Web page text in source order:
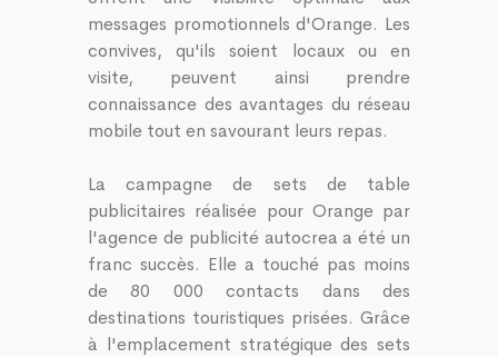
messages promotionnels d'Orange. Les
convives, qu'ils soient locaux ou en
visite, peuvent ainsi prendre
connaissance des avantages du réseau
mobile tout en savourant leurs repas.
La campagne de sets de table
publicitaires réalisée pour Orange par
l'agence de publicité autocrea a été un
franc succès. Elle a touché pas moins
de 80 000 contacts dans des
destinations touristiques prisées. Grâce
à l'emplacement stratégique des sets